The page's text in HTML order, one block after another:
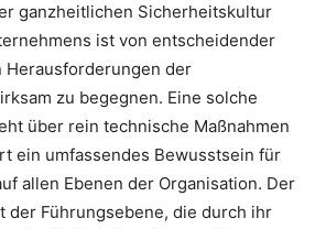
ganzheitlichen Sicherheitskultur
ist von entscheidender
Herausforderungen der
zu begegnen. Eine solche
über rein technische Maßnahmen
ein umfassendes Bewusstsein für
allen Ebenen der Organisation. Der
der Führungsebene, die durch ihr